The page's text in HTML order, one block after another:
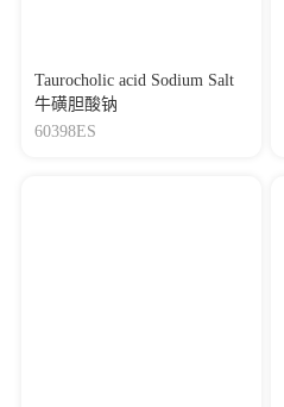
Taurocholic acid Sodium Salt
牛磺胆酸钠
60398ES